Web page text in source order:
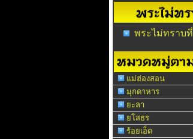
พระไม่ทราบที่
แม่ฮ่องสอน
มุกดาหาร
ยะลา
ยโสธร
ร้อยเอ็ด